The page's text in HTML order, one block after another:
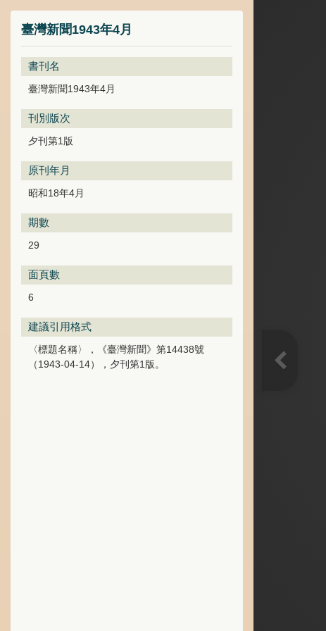
臺灣新聞1943年4月
書刊名
臺灣新聞1943年4月
刊別版次
夕刊第1版
原刊年月
昭和18年4月
期數
29
面頁數
6
建議引用格式
〈標題名稱〉，《臺灣新聞》第14438號
（1943-04-14），夕刊第1版。